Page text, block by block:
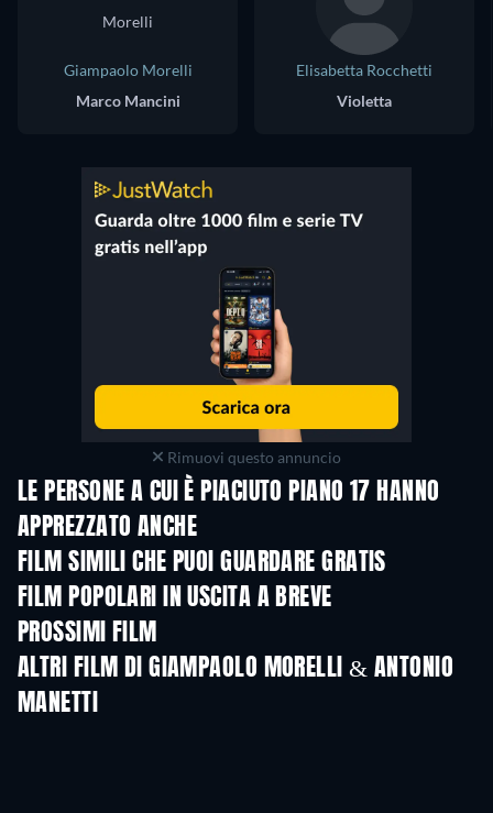
Giampaolo Morelli
Marco Mancini
Elisabetta Rocchetti
Violetta
Rimuovi questo annuncio
LE PERSONE A CUI È PIACIUTO PIANO 17 HANNO
APPREZZATO ANCHE
FILM SIMILI CHE PUOI GUARDARE GRATIS
FILM POPOLARI IN USCITA A BREVE
PROSSIMI FILM
Magical Mayhem
ALTRI FILM DI GIAMPAOLO MORELLI & ANTONIO
MANETTI